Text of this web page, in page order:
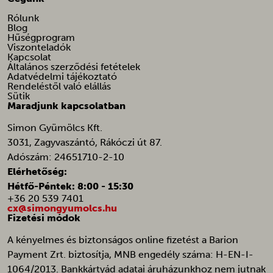
Rólunk
Blog
Hűségprogram
Viszonteladók
Kapcsolat
Általános szerződési fetételek
Adatvédelmi tájékoztató
Rendeléstől való elállás
Sütik
Maradjunk kapcsolatban
Simon Gyümölcs Kft.
3031, Zagyvaszántó, Rákóczi út 87.
Adószám: 24651710-2-10
Elérhetőség:
Hétfő-Péntek: 8:00 - 15:30
+36 20 539 7401
cx@simongyumolcs.hu
Fizetési módok
A kényelmes és biztonságos online fizetést a Barion
Payment Zrt. biztosítja, MNB engedély száma: H-EN-I-
1064/2013. Bankkártyád adatai áruházunkhoz nem jutnak
litespeed_qc_hide_banner
localization
omnisend-form-69fa234ac2dcd9c131684011-version-selected
optimize_uuid
orderdisplay_v
ot_tik_tok_utm_campaign
ot_tik_tok_utm_source
pbid
public,max-age
s_epac
SL_GWPT_Show_Hide_tmp
SLO_G_WPT_TO